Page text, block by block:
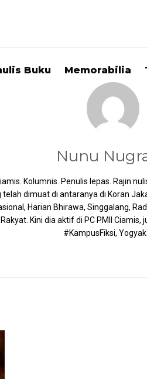
Buku Memorabilia
Nunu
Kolumnis. Penulis lepas. Rajin
telah dimuat di antaranya di Koran
Harian Bhirawa, Singgalang,
Kini dia aktif di PC PMII
#KampusFiksi,